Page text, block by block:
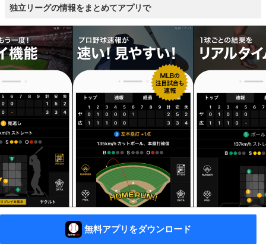
独立リーグの情報をまとめてアプリで
無料アプリをダウンロード